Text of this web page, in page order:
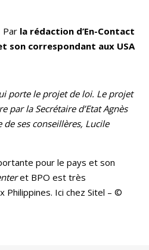
Par la rédaction d’En-Contact
son correspondant aux USA
porte le projet de loi. Le projet
par la Secrétaire d’Etat Agnès
de ses conseillères, Lucile
pour le pays et son
et BPO est très
Ici chez Sitel – ©